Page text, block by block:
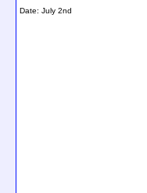
Date: July 2nd